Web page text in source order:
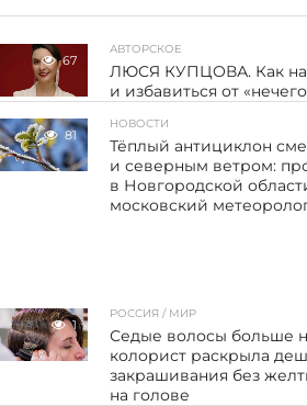
67
АВТОРСКОЕ
ЛЮСЯ КУПЦОВА. Как
и избавиться от
81
НОВОСТИ
Тёплый антициклон
и северным ветром:
в Новгородской
московский
1
РОССИЯ / МИР
Седые волосы больше
колорист раскрыла
закрашивания без
на голове